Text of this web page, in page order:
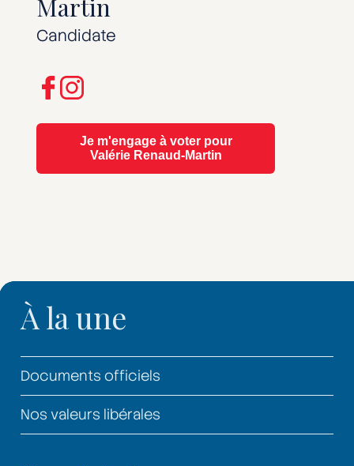
Martin
Candidate
Je m'engage à voter pour
Valérie Renaud-Martin
À la une
Documents officiels
Nos valeurs libérales